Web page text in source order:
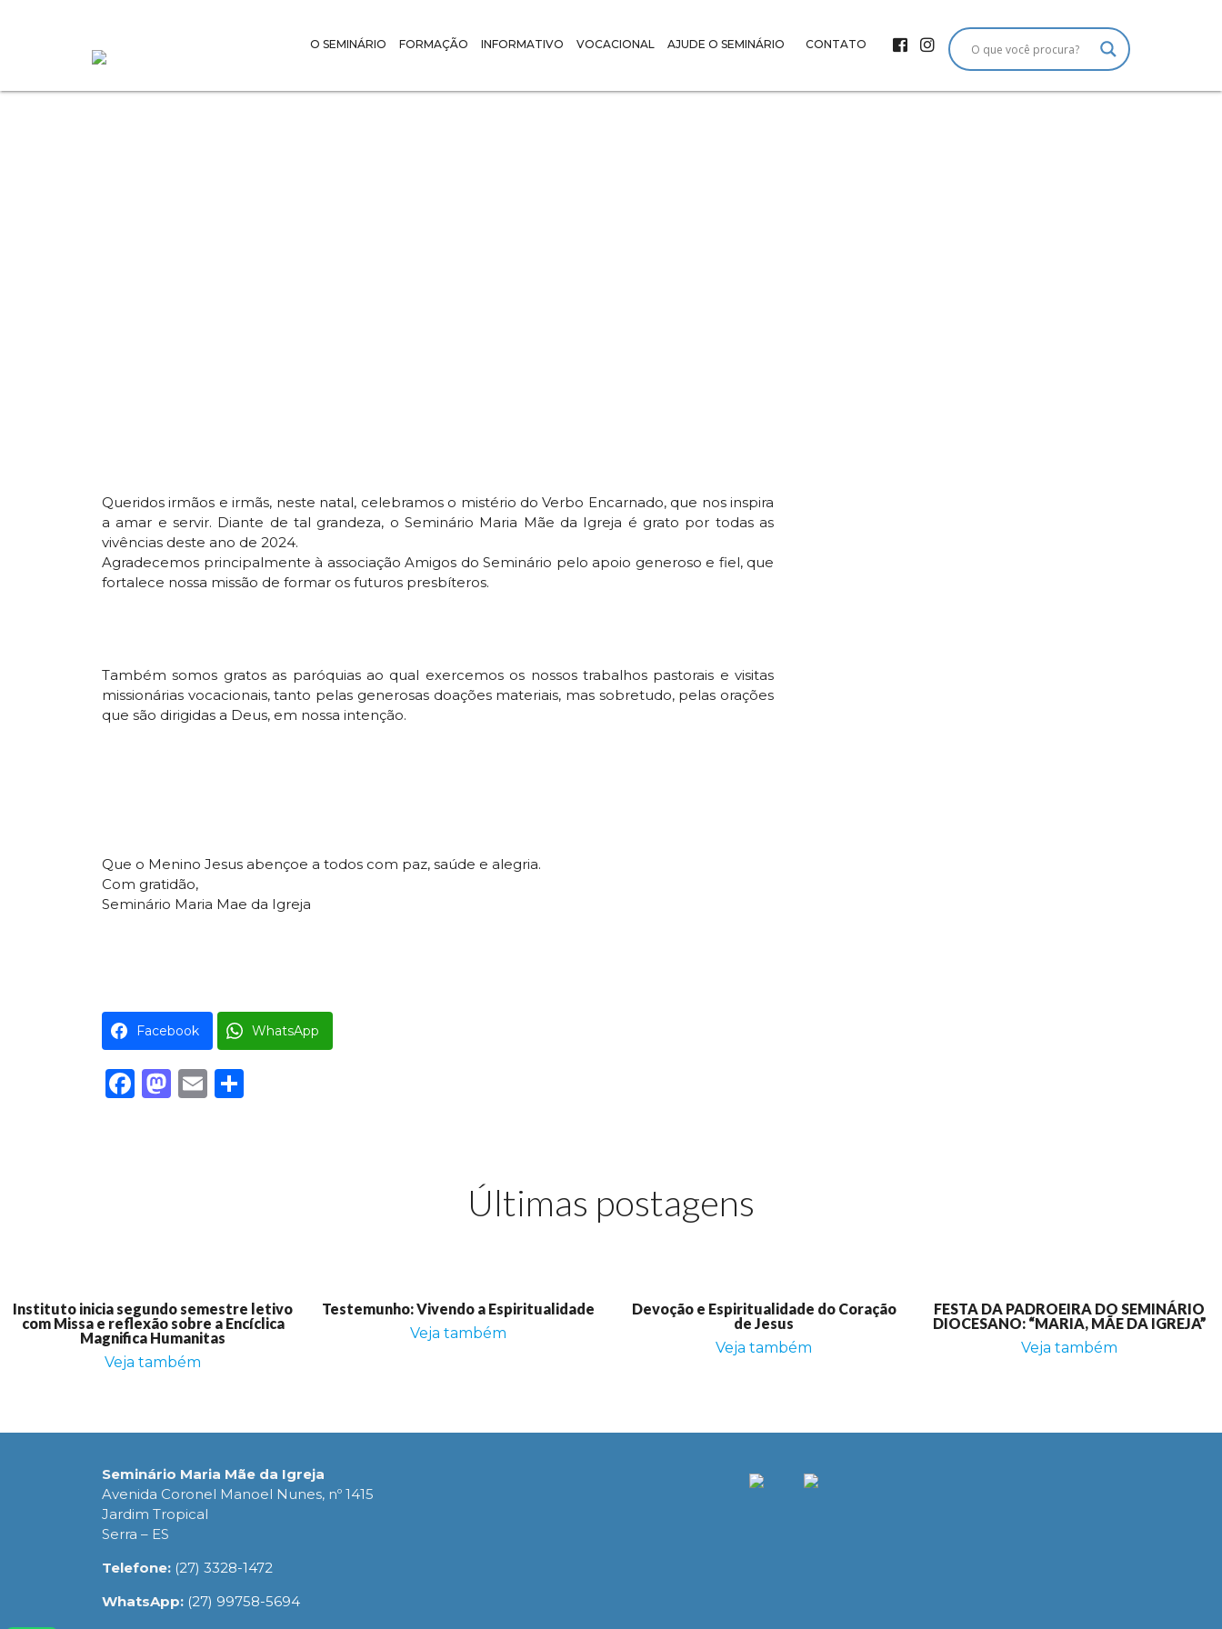
O SEMINÁRIO FORMAÇÃO INFORMATIVO VOCACIONAL AJUDE O SEMINÁRIO CONTATO
Queridos irmãos e irmãs, neste natal, celebramos o mistério do Verbo Encarnado, que nos inspira
a amar e servir. Diante de tal grandeza, o Seminário Maria Mãe da Igreja é grato por todas as
vivências deste ano de 2024.
Agradecemos principalmente à associação Amigos do Seminário pelo apoio generoso e fiel, que
fortalece nossa missão de formar os futuros presbíteros.
Também somos gratos as paróquias ao qual exercemos os nossos trabalhos pastorais e visitas
missionárias vocacionais, tanto pelas generosas doações materiais, mas sobretudo, pelas orações
que são dirigidas a Deus, em nossa intenção.
Que o Menino Jesus abençoe a todos com paz, saúde e alegria.
Com gratidão,
Seminário Maria Mae da Igreja
Facebook WhatsApp
Facebook
Mastodon
Email
Últimas postagens
Instituto inicia segundo semestre letivo
com Missa e reflexão sobre a Encíclica
Magnifica Humanitas
Veja também
Testemunho: Vivendo a Espiritualidade
Veja também
Devoção e Espiritualidade do Coração
de Jesus
Veja também
FESTA DA PADROEIRA DO SEMINÁRIO
DIOCESANO: “MARIA, MÃE DA IGREJA”
Veja também
Seminário Maria Mãe da Igreja
Avenida Coronel Manoel Nunes, nº 1415
Jardim Tropical
Serra – ES
Telefone: (27) 3328-1472
WhatsApp: (27) 99758-5694